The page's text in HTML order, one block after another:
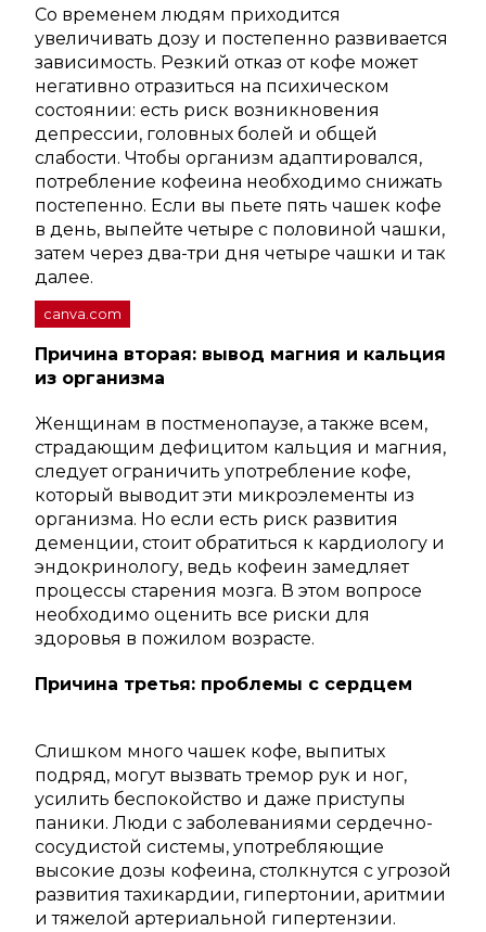
Со временем людям приходится
увеличивать дозу и постепенно развивается
зависимость. Резкий отказ от кофе может
негативно отразиться на психическом
состоянии: есть риск возникновения
депрессии, головных болей и общей
слабости. Чтобы организм адаптировался,
потребление кофеина необходимо снижать
постепенно. Если вы пьете пять чашек кофе
в день, выпейте четыре с половиной чашки,
затем через два-три дня четыре чашки и так
далее.
canva.com
Причина вторая: вывод магния и кальция
из организма
Женщинам в постменопаузе, а также всем,
страдающим дефицитом кальция и магния,
следует ограничить употребление кофе,
который выводит эти микроэлементы из
организма. Но если есть риск развития
деменции, стоит обратиться к кардиологу и
эндокринологу, ведь кофеин замедляет
процессы старения мозга. В этом вопросе
необходимо оценить все риски для
здоровья в пожилом возрасте.
Причина третья: проблемы с сердцем
Слишком много чашек кофе, выпитых
подряд, могут вызвать тремор рук и ног,
усилить беспокойство и даже приступы
паники. Люди с заболеваниями сердечно-
сосудистой системы, употребляющие
высокие дозы кофеина, столкнутся с угрозой
развития тахикардии, гипертонии, аритмии
и тяжелой артериальной гипертензии.